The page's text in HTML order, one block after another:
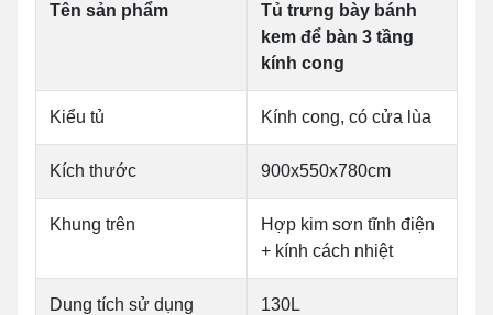
Tên sản phẩm
Tủ trưng bày bánh
kem để bàn 3 tầng
kính cong
Kiểu tủ Kính cong, có cửa lùa
Kích thước 900x550x780cm
Khung trên
Hợp kim sơn tĩnh điện
+ kính cách nhiệt
Dung tích sử dụng 130L